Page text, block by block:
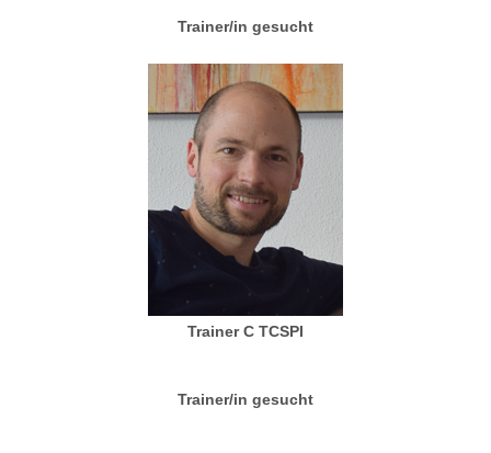
Trainer/in gesucht
Trainer C TCSPI
Trainer/in gesucht